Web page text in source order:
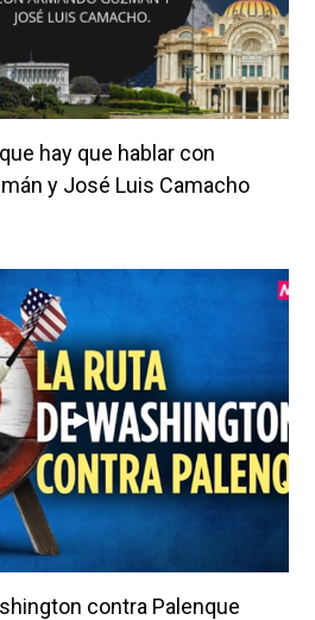
hay que hablar con
y José Luis Camacho
contra Palenque